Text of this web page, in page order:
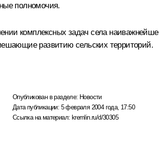
полномочия.
комплексных задач села
развитию сельских территорий.
Опубликован в разделе: Новости
Дата публикации: 5 февраля 2004 года, 17:50
Ссылка на материал: kremlin.ru/d/30305